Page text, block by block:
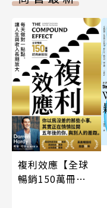
複利效應【全球
暢銷150萬冊・